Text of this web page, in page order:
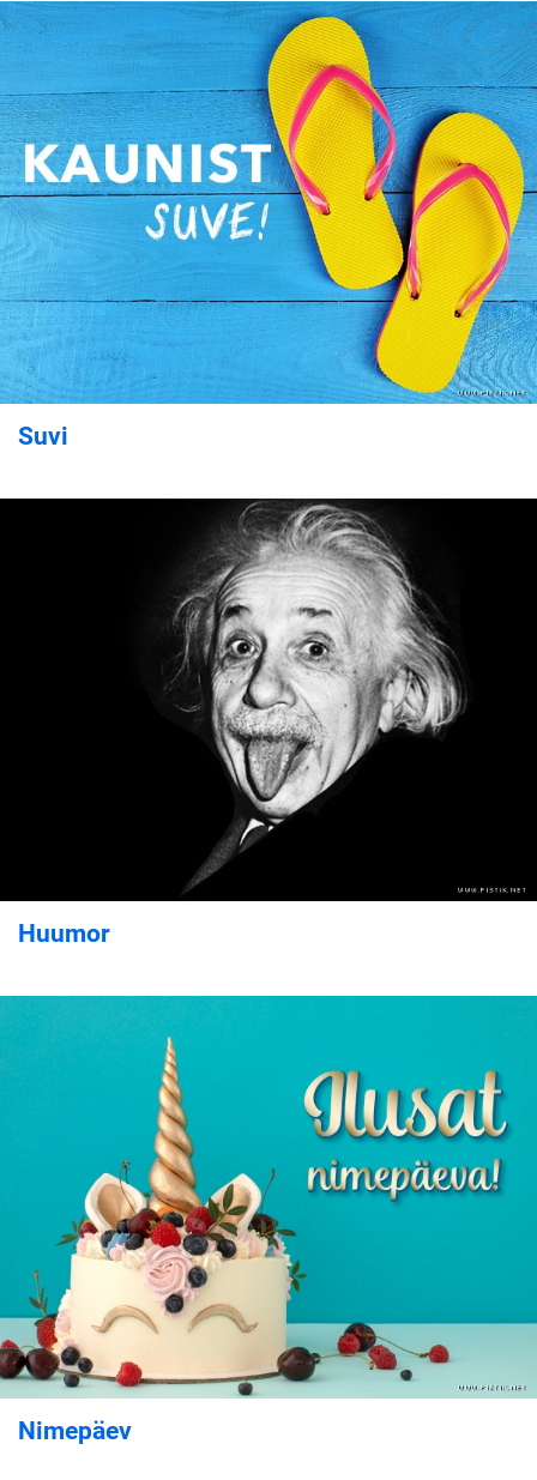
Suvi
Huumor
Nimepäev